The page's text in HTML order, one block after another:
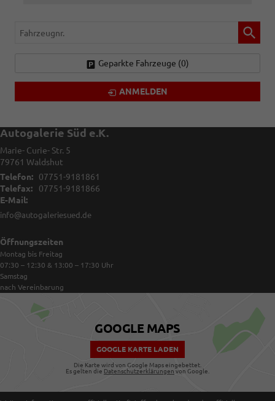
Fahrzeugnr.
Geparkte Fahrzeuge (0)
ANMELDEN
Autogalerie Süd e.K.
Marie- Curie- Str. 5
79761 Waldshut
Telefon:
07751-9181861
Telefax:
07751-9181866
E-Mail:
info@autogaleriesued.de
Öffnungszeiten
Montag bis Freitag
07:30 – 12:30 & 13:00 – 17:30 Uhr
Samstag
nach Vereinbarung
GOOGLE MAPS
GOOGLE KARTE LADEN
Die Karte wird von Google Maps eingebettet.
Es gelten die Datenschutzerklärungen von Google.